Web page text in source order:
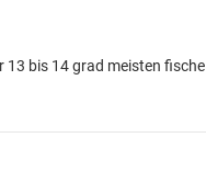
bis 14 grad meisten fische